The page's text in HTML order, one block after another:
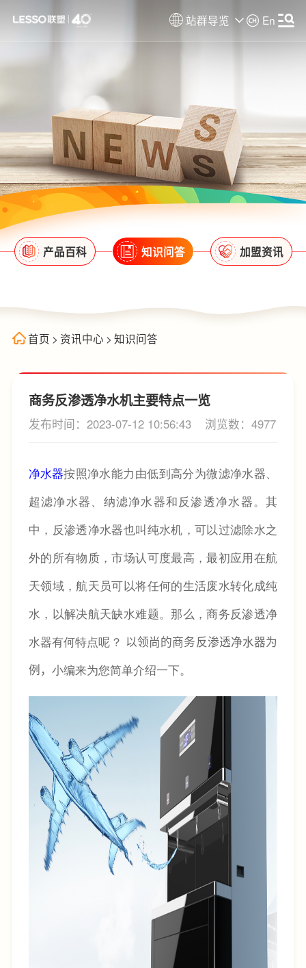
站群导览 En
产品百科 知识问答 加盟资讯
首页 > 资讯中心 > 知识问答
商务反渗透净水机主要特点一览
发布时间：2023-07-12 10:56:43 浏览数：4977
净水器按照净水能力由低到高分为微滤净水器、
超滤净水器、纳滤净水器和反渗透净水器。其
中，反渗透净水器也叫纯水机，可以过滤除水之
外的所有物质，市场认可度最高，最初应用在航
天领域，航天员可以将任何的生活废水转化成纯
水，以解决航天缺水难题。那么，商务反渗透净
水器有何特点呢？ 以领尚的商务反渗透净水器为
例， 小编来为您简单介绍一下。